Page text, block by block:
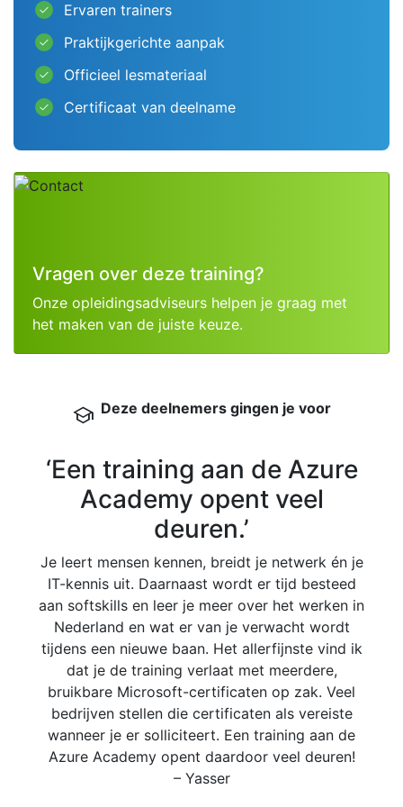
done Ervaren trainers
done Praktijkgerichte aanpak
done Officieel lesmateriaal
done Certificaat van deelname
Vragen over deze training?
Onze opleidingsadviseurs helpen je graag met
het maken van de juiste keuze.
school Deze deelnemers gingen je voor
‘Een training aan de Azure
Academy opent veel
deuren.’
Je leert mensen kennen, breidt je netwerk én je
IT-kennis uit. Daarnaast wordt er tijd besteed
aan softskills en leer je meer over het werken in
Nederland en wat er van je verwacht wordt
tijdens een nieuwe baan. Het allerfijnste vind ik
dat je de training verlaat met meerdere,
bruikbare Microsoft-certificaten op zak. Veel
bedrijven stellen die certificaten als vereiste
wanneer je er solliciteert. Een training aan de
Azure Academy opent daardoor veel deuren!
– Yasser